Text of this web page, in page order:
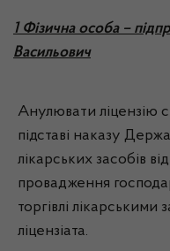
1 Фізична особа –
Васильович
Анулювати ліцензію
підставі наказу
лікарських засобів
провадження
торгівлі лікарськими
ліцензіата.